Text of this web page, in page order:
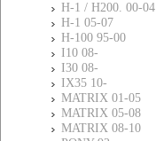
H-1 / H200. 00-04
H-1 05-07
H-100 95-00
I10 08-
I30 08-
IХ35 10-
MATRIX 01-05
MATRIX 05-08
MATRIX 08-10